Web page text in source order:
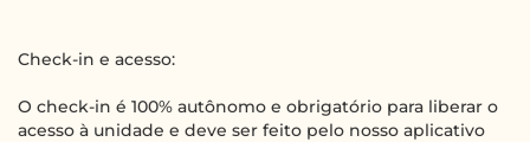
Check-in e acesso:
O check-in é 100% autônomo e obrigatório para liberar o
acesso à unidade e deve ser feito pelo nosso aplicativo